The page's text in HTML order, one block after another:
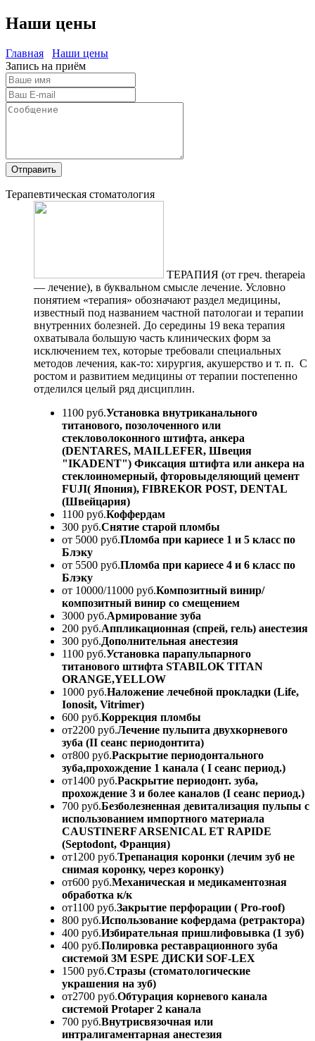
Наши цены
Главная
Наши цены
Запись на приём
Отправить
Терапевтическая стоматология
ТЕРАПИЯ (от греч. therapeia
— лечение), в буквальном смысле лечение. Условно
понятием «терапия» обозначают раздел медицины,
известный под названием частной патологаи и терапии
внутренних болезней. До середины 19 века терапия
охватывала большую часть клинических форм за
исключением тех, которые требовали специальных
методов лечения, как-то: хирургия, акушерство и т. п. С
ростом и развитием медицины от терапии постепенно
отделился целый ряд дисциплин.
1100 руб.Установка внутриканального
титанового, позолоченного или
стекловолоконного штифта, анкера
(DENTARES, MAILLEFER, Швеция
"IKADENT") Фиксация штифта или анкера на
стеклоиномерный, фторовыделяющий цемент
FUJI( Япония), FIBREKOR POST, DENTAL
(Швейцария)
1100 руб.Коффердам
300 руб.Снятие старой пломбы
от 5000 руб.Пломба при кариесе 1 и 5 класс по
Блэку
от 5500 руб.Пломба при кариесе 4 и 6 класс по
Блэку
от 10000/11000 руб.Композитный винир/
композитный винир со смещением
3000 руб.Армирование зуба
200 руб.Аппликационная (спрей, гель) анестезия
300 руб.Дополнительная анестезия
1100 руб.Установка парапульпарного
титанового штифта STABILOK TITAN
ORANGE,YELLOW
1000 руб.Наложение лечебной прокладки (Life,
Ionosit, Vitrimer)
600 руб.Коррекция пломбы
от2200 руб.Лечение пульпита двухкорневого
зуба (II сеанс периодонтита)
от800 руб.Раскрытие периодонтального
зуба,прохождение 1 канала ( I сеанс период.)
от1400 руб.Раскрытие периодонт. зуба,
прохождение 3 и более каналов (I сеанс период.)
700 руб.Безболезненная девитализация пульпы с
использованием импортного материала
CAUSTINERF ARSENICAL ET RAPIDE
(Septodont, Франция)
от1200 руб.Трепанация коронки (лечим зуб не
снимая коронку, через коронку)
от600 руб.Механическая и медикаментозная
обработка к/к
от1100 руб.Закрытие перфорации ( Pro-roof)
800 руб.Использование кофердама (ретрактора)
400 руб.Избирательная пришлифовывка (1 зуб)
400 руб.Полировка реставрационного зуба
системой 3M ESPE ДИСКИ SOF-LEX
1500 руб.Стразы (стоматологические
украшения на зуб)
от2700 руб.Обтурация корневого канала
системой Protaper 2 канала
700 руб.Внутрисвязочная или
интралигаментарная анестезия